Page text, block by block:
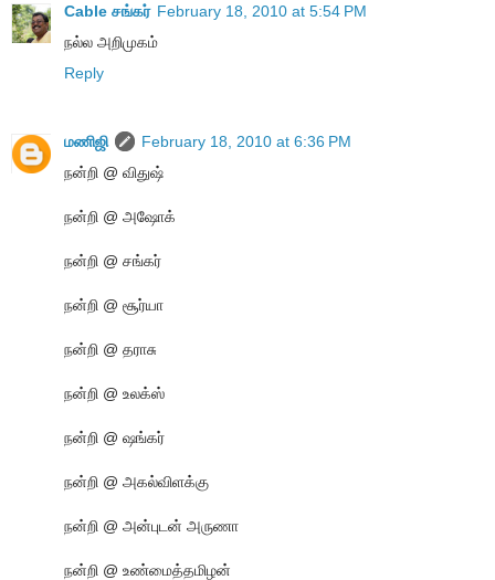
Cable சங்கர் February 18, 2010 at 5:54 PM
நல்ல அறிமுகம்
Reply
மணிஜி
February 18, 2010 at 6:36 PM
நன்றி @ விதுஷ்
நன்றி @ அஷோக்
நன்றி @ சங்கர்
நன்றி @ சூர்யா
நன்றி @ தராசு
நன்றி @ உலக்ஸ்
நன்றி @ ஷங்கர்
நன்றி @ அகல்விளக்கு
நன்றி @ அன்புடன் அருணா
நன்றி @ உண்மைத்தமிழன்